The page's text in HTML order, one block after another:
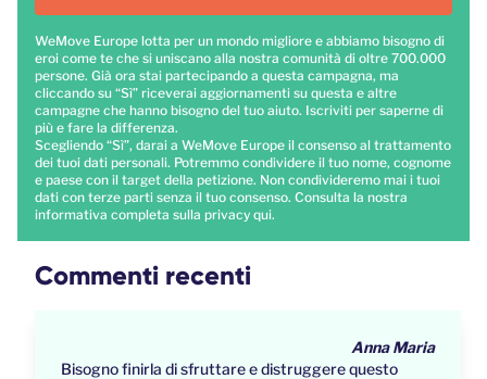
WeMove Europe lotta per un mondo migliore e abbiamo bisogno di
eroi come te che si uniscano alla nostra comunità di oltre 700.000
persone. Già ora stai partecipando a questa campagna, ma
cliccando su “Sì” riceverai aggiornamenti su questa e altre
campagne che hanno bisogno del tuo aiuto. Iscriviti per saperne di
più e fare la differenza.
Scegliendo “Sì”, darai a WeMove Europe il consenso al trattamento
dei tuoi dati personali. Potremmo condividere il tuo nome, cognome
e paese con il target della petizione. Non condivideremo mai i tuoi
dati con terze parti senza il tuo consenso. Consulta la nostra
informativa completa sulla privacy qui.
Commenti recenti
Anna Maria
Bisogno finirla di sfruttare e distruggere questo